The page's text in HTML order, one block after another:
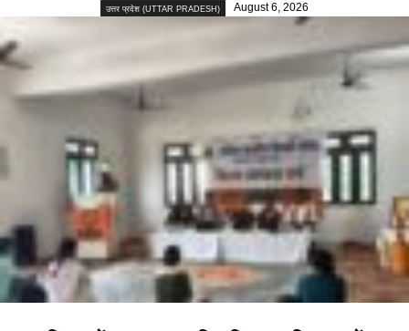
उत्तर प्रदेश (UTTAR PRADESH) August 6, 2026